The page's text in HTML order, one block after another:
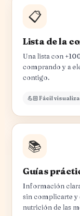
📋
Lista de la
Una lista con
comprando y a
contigo.
💪🏻 Fácil
📚
Guías
Información
sin complicarte
nutrición de las